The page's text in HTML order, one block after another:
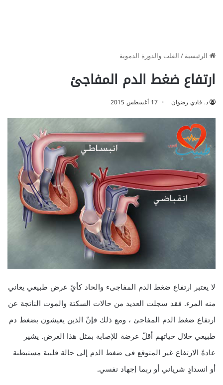
الرئيسية/القلب والدورة الدموية
ارتفاع ضغط الدم المفاجئ
د. فادي رضوان 17 أغسطس 2015
لا يعتبر ارتفاع ضغط الدم المفاجىء والحاد كأيّ عرض طبيعي يعاني
منه المرء. فقد سجلت العديد من حالات السكتة والموت الناتجة عن
ارتفاع ضغط الدم المفاجئ ، ومع ذلك فإنّ الذين يعيشون بضغط دم
طبيعي خلال حياتهم أقلّ عرضة للإصابة بمثل هذا العرض. يشير
عادةً الارتفاع غير المتوقع في ضغط الدم إلى حالة قلبية مستبطنة
أو انسدادٍ شرياني أو ربما إجهاد نفسي.